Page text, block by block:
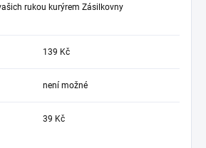
rukou kurýrem Zásilkovny
139 Kč
není možné
39 Kč